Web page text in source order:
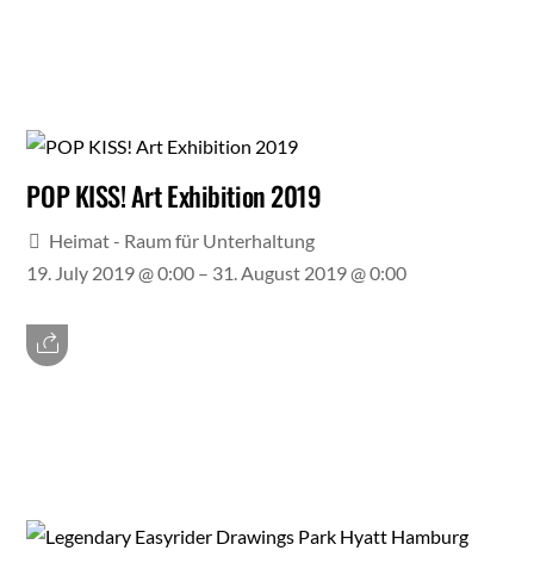
POP KISS! Art Exhibition 2019
Heimat - Raum für Unterhaltung
19. July 2019 @ 0:00 – 31. August 2019 @ 0:00